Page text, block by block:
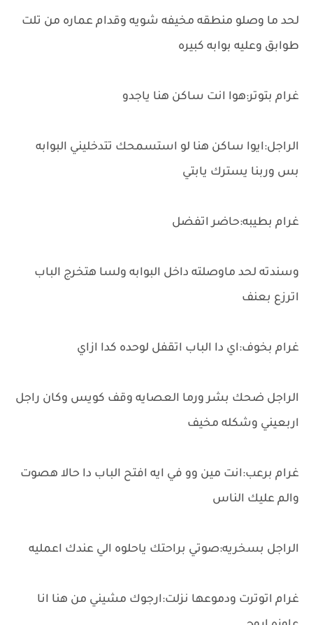
لحد ما وصلو منطقه مخيفه شويه وقدام عماره من تلت
طوابق وعليه بوابه كبيره
غرام بتوتر:هوا انت ساكن هنا ياجدو
الراجل:ايوا ساكن هنا لو استسمحك تتدخليني البوابه
بس وربنا يسترك يابتي
غرام بطيبه:حاضر اتفضل
وسندته لحد ماوصلته داخل البوابه ولسا هتخرج الباب
اترزع بعنف
غرام بخوف:اي دا الباب اتقفل لوحده كدا ازاي
الراجل ضحك بشر ورما العصايه وقف كويس وكان راجل
اربعيني وشكله مخيف
غرام برعب:انت مين وو في ايه افتح الباب دا حالا هصوت
والم عليك الناس
الراجل بسخريه:صوتي براحتك ياحلوه الي عندك اعمليه
غرام اتوترت ودموعها نزلت:ارجوك مشيني من هنا انا